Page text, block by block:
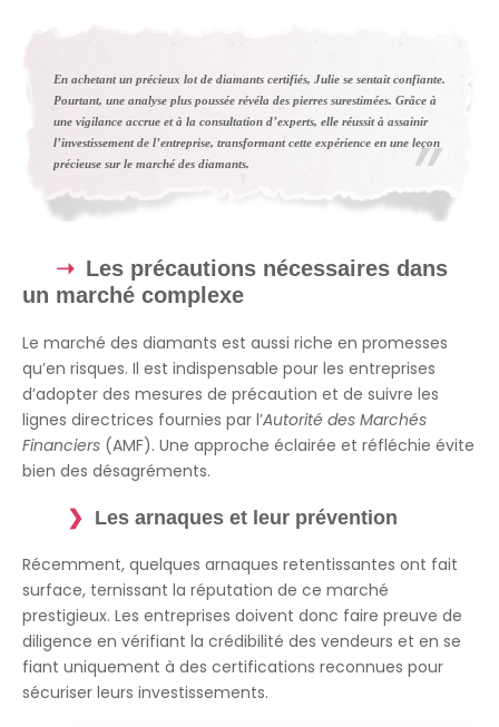
En achetant un précieux lot de diamants certifiés, Julie se sentait confiante.
Pourtant, une analyse plus poussée révéla des pierres surestimées. Grâce à
une vigilance accrue et à la consultation d’experts, elle réussit à assainir
l’investissement de l’entreprise, transformant cette expérience en une leçon
précieuse sur le marché des diamants.
Les précautions nécessaires dans
un marché complexe
Le marché des diamants est aussi riche en promesses
qu’en risques. Il est indispensable pour les entreprises
d’adopter des mesures de précaution et de suivre les
lignes directrices fournies par l’Autorité des Marchés
Financiers (AMF). Une approche éclairée et réfléchie évite
bien des désagréments.
Les arnaques et leur prévention
Récemment, quelques arnaques retentissantes ont fait
surface, ternissant la réputation de ce marché
prestigieux. Les entreprises doivent donc faire preuve de
diligence en vérifiant la crédibilité des vendeurs et en se
fiant uniquement à des certifications reconnues pour
sécuriser leurs investissements.